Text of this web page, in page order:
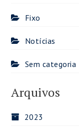
Fixo
Notícias
Sem categoria
Arquivos
2023